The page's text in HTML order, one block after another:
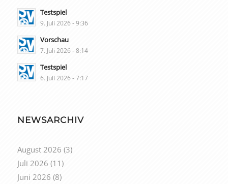
Testspiel
9. Juli 2026 - 9:36
Vorschau
7. Juli 2026 - 8:14
Testspiel
6. Juli 2026 - 7:17
NEWSARCHIV
August 2026 (3)
Juli 2026 (11)
Juni 2026 (8)